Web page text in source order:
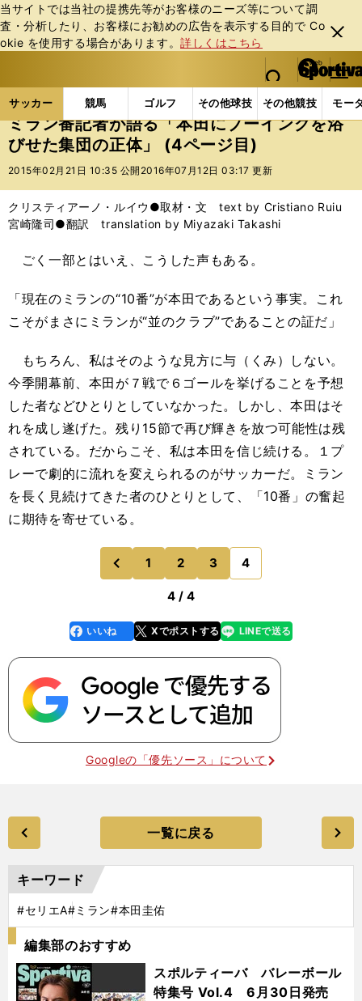
当サイトでは当社の提携先等がお客様のニーズ等について調
査・分析したり、お客様にお勧めの広告を表⽰する⽬的で Co
okie を使⽤する場合があります。詳しくはこちら
閉じ
る
web Sportiva (webスポルティーバ)
検索
マイペ
ー
ジ
メニュ
サッカー 競馬 ゴルフ その他球技 その他競技 モー
ス
ポ
ル
バ
サッカーの記事一覧 海外サッカー 海外サッカー
ミラン番記者が語る「本田にブーイングを浴
びせた集団の正体」 (4ページ目)
2015年02月21日 10:35 公開 2016年07月12日 03:17 更新
クリスティアーノ・ルイウ●取材・文 text by Cristiano Ruiu
宮崎隆司●翻訳 translation by Miyazaki Takashi
ごく一部とはいえ、こうした声もある。
「現在のミランの“10番”が本田であるという事実。これ
こそがまさにミランが“並のクラブ”であることの証だ」
もちろん、私はそのような見方に与（くみ）しない。
今季開幕前、本田が７戦で６ゴールを挙げることを予想
した者などひとりとしていなかった。しかし、本田はそ
れを成し遂げた。残り15節で再び輝きを放つ可能性は残
されている。だからこそ、私は本田を信じ続ける。１プ
レーで劇的に流れを変えられるのがサッカーだ。ミラン
を長く見続けてきた者のひとりとして、「10番」の奮起
に期待を寄せている。
前
のページへ
1 2 3 4
4 / 4
faceboo
k
いいね Xでポストする
line LINEで送る
Googleの「優先ソース」について
一覧に戻る
キーワード
#セリエA#ミラン#本田圭佑
編集部のおすすめ
スポルティーバ バレーボール
特集号 Vol.4 6月30日発売